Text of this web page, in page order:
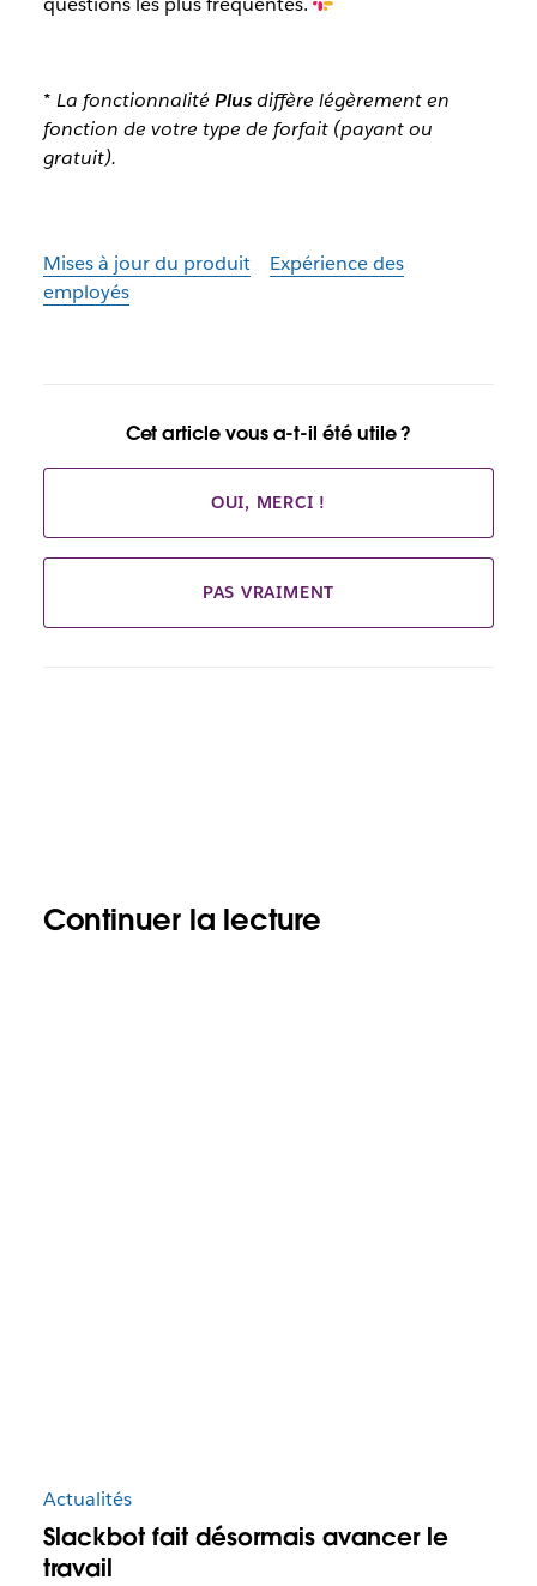
* La fonctionnalité Plusdiffère légèrement en
fonction de votre type de forfait (payant ou
gratuit).
Mises à jour du produit
Expérience des
employés
Cet article vous a-t-il été utile ?
OUI, MERCI !
PAS VRAIMENT
Continuer la lecture
Actualités
Slackbot fait désormais avancer le
travail